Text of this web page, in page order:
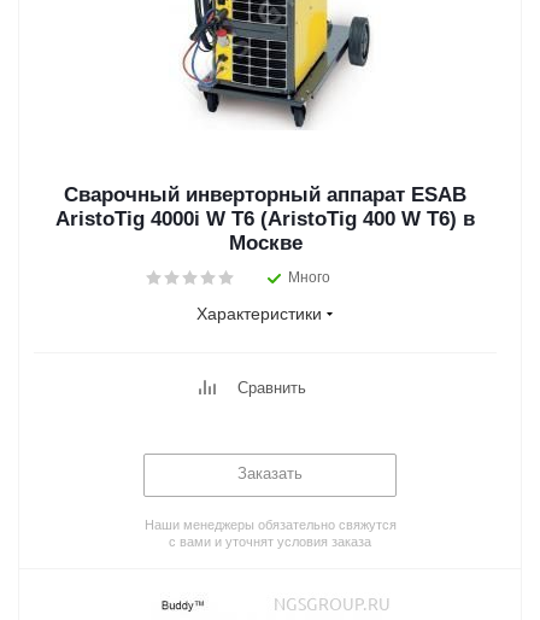
Сварочный инверторный аппарат ESAB
AristoTig 4000i W T6 (AristoTig 400 W T6) в
Москве
Много
Характеристики
Сравнить
Заказать
Наши менеджеры обязательно свяжутся
с вами и уточнят условия заказа